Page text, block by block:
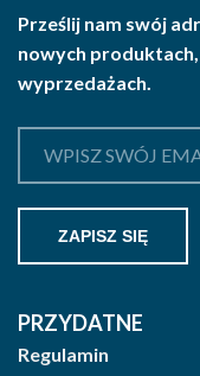
Prześlij nam swój
nowych
wyprzedażach.
PRZYDATNE
Regulamin